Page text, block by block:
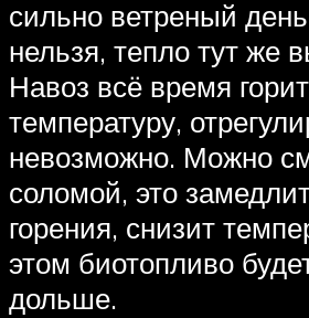
сильно ветреный
нельзя, тепло тут же
Навоз всё время
температуру,
невозможно. Можно
соломой, это
горения, снизит
этом биотопливо
дольше.